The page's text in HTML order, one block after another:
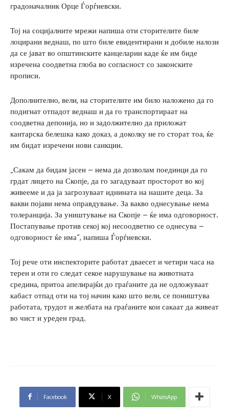
градоначалник Орце Ѓорѓиевски.
Тој на социјалните мрежи напиша оти сторителите биле
лоцирани веднаш, по што биле евидентирани и добиле налози
да се јават во општинските канцеларии каде ќе им биде
изречена соодветна глоба во согласност со законските
прописи.
Дополнително, вели, на сторителите им било наложено да го
подигнат отпадот веднаш и да го транспортираат на
соодветна депонија, но и задолжително да приложат
кантарска белешка како доказ, а доколку не го сторат тоа, ќе
им бидат изречени нови санкции.
„Сакам да бидам јасен – нема да дозволам поединци да го
грдат лицето на Скопје, да го загадуваат просторот во кој
живееме и да ја загрозуваат иднината на нашите деца. За
вакви појави нема оправдување. За вакво однесување нема
толеранција. За уништување на Скопје – ќе има одговорност.
Постапување против секој кој несоодветно се однесува –
одговорност ќе има“, напиша Ѓорѓиевски.
Тој рече оти инспекторите работат дваесет и четири часа на
терен и оти го следат секое нарушување на животната
средина, притоа апелирајќи до граѓаните да не одложуваат
кабаст отпад оти на тој начин како што вели, се поништува
работата, трудот и желбата на граѓаните кои сакаат да живеат
во чист и уреден град.
Facebook X WhatsApp